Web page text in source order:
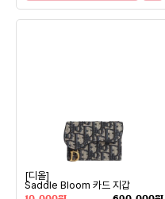
[디올]
Saddle Bloom 카드 지갑